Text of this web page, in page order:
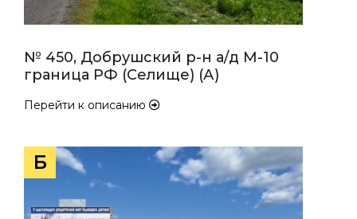
№ 450, Добрушский р-н а/д М-10
граница РФ (Селище) (А)
Перейти к описанию
Б